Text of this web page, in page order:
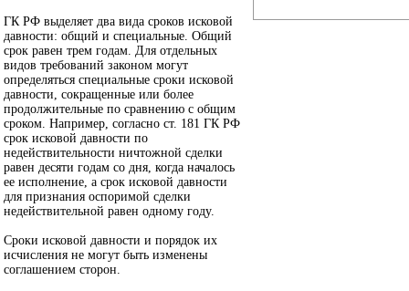
ГК РФ выделяет два вида сроков исковой
давности: общий и специальные. Общий
срок равен трем годам. Для отдельных
видов требований законом могут
определяться специальные сроки исковой
давности, сокращенные или более
продолжительные по сравнению с общим
сроком. Например, согласно ст. 181 ГК РФ
срок исковой давности по
недействительности ничтожной сделки
равен десяти годам со дня, когда началось
ее исполнение, а срок исковой давности
для признания оспоримой сделки
недействительной равен одному году.
Сроки исковой давности и порядок их
исчисления не могут быть изменены
соглашением сторон.